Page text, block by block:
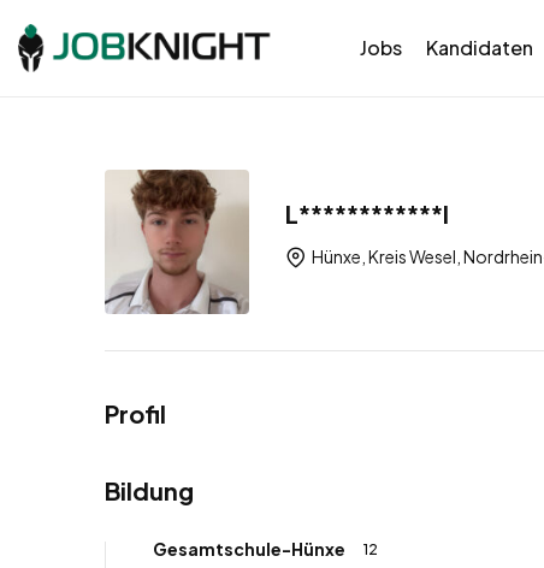
Jobs Kandidaten
L************l
Hünxe, Kreis Wesel,
Profil
Bildung
Gesamtschule-Hünxe 12